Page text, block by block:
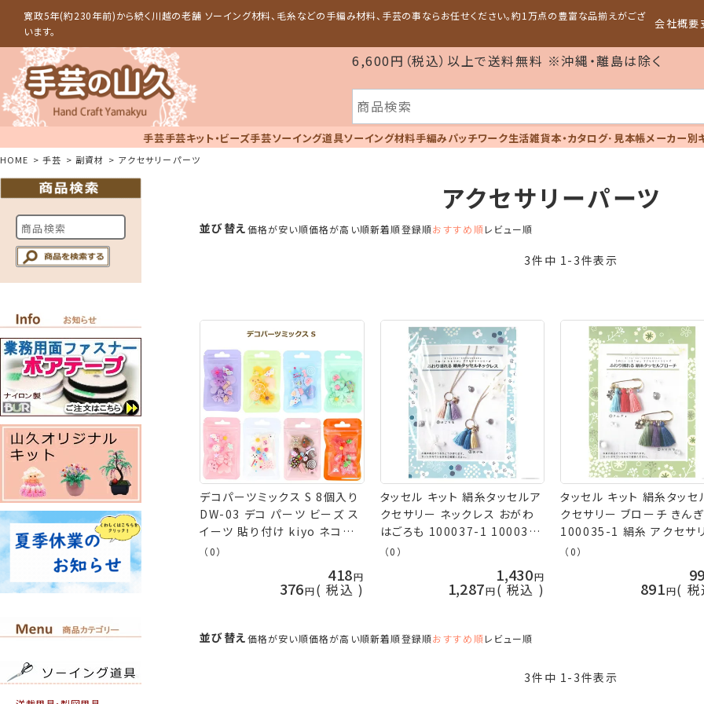
寛政5年(約230年前)から続く川越の老舗 ソーイング材料、毛糸などの手編み材料、手芸の事ならお任せください。約1万点の豊富な品揃えがござ
います。
会社概要
6,600円（税込）以上で送料無料 ※沖縄・離島は除く
手芸手芸キット・ビーズ手芸ソーイング道具ソーイング材料手編みパッチワーク生活雑貨本・カタログ･見本帳メーカー別
HOME 手芸 副資材 アクセサリーパーツ
アクセサリーパーツ
並び替え価格が安い順価格が高い順新着順登録順おすすめ順レビュー順
3件中 1 - 3件表示
デコパーツミックス S 8個入り
DW-03 デコ パーツ ビーズ ス
イーツ 貼り付け kiyo ネコポ
ス可 KOU
（0）
418
376 税込
タッセル キット 絹糸タッセルア
クセサリー ネックレス おがわ
はごろも 100037-1 100037-
2 絹糸 アクセサリーキット 金
（0）
1,430
1,287 税込
タッセル キット 絹糸タッセ
クセサリー ブローチ きん
100035-1 絹糸 アクセサ
キット 金亀 kkm ネコポス可
（0）
891 税
並び替え価格が安い順価格が高い順新着順登録順おすすめ順レビュー順
3件中 1- 3件表示